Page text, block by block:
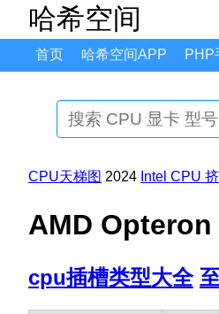
哈希空间
首页 哈希空间APP PHP
CPU天梯图 2024 Intel CPU
AMD Opteron
cpu插槽类型大全